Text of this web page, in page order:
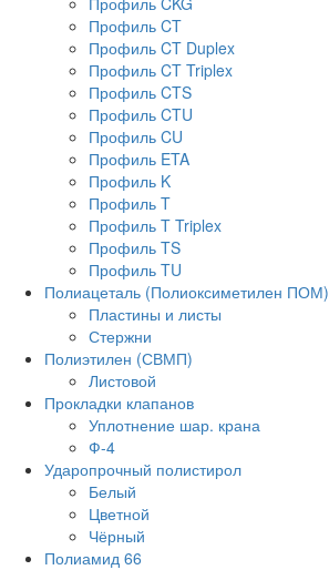
Профиль CT
Профиль CT Duplex
Профиль CT Triplex
Профиль CTS
Профиль CTU
Профиль CU
Профиль ETA
Профиль K
Профиль T
Профиль T Triplex
Профиль TS
Профиль TU
Полиацеталь (Полиоксиметилен ПОМ)
Пластины и листы
Стержни
Полиэтилен (СВМП)
Листовой
Прокладки клапанов
Уплотнение шар. крана
Ф-4
Ударопрочный полистирол
Белый
Цветной
Чёрный
Полиамид 66